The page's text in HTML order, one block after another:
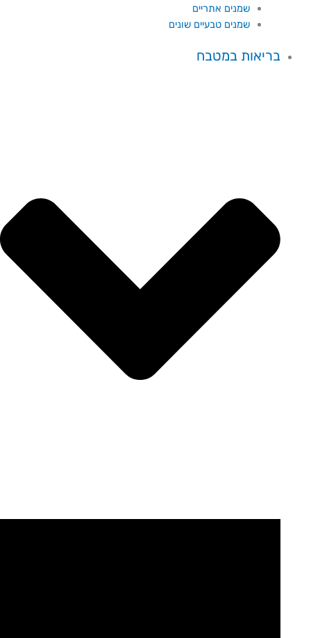
שמנים אתריים
שמנים טבעיים שונים
בריאות במטבח